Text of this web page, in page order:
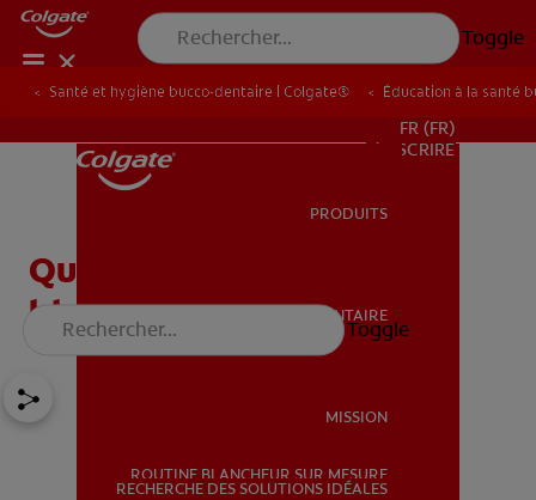
Toggle
SANTÉ BUCCO-DENTAIRE
POUR LES PROFESSIONNELS
FR (FR)
S’INSCRIRE
PRODUITS
SANTÉ BUCCO-DENTAIRE
MISSION
ROUTINE BLANCHEUR SUR MESURE
RECHERCHE DES SOLUTIONS IDÉALES
Toggle
Santé et hygiène bucco-dentaire | Colgate® Éducation à la santé
Que sont les bandes de
blanchiment des dents ?